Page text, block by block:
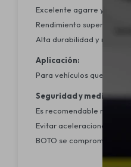
Excelente agarre y
Rendimiento superior de
Alta durabilidad y
Aplicación:
Para vehículos que
Seguridad y medio
Es recomendable revisar
Evitar aceleraciones y
BOTO se compromete